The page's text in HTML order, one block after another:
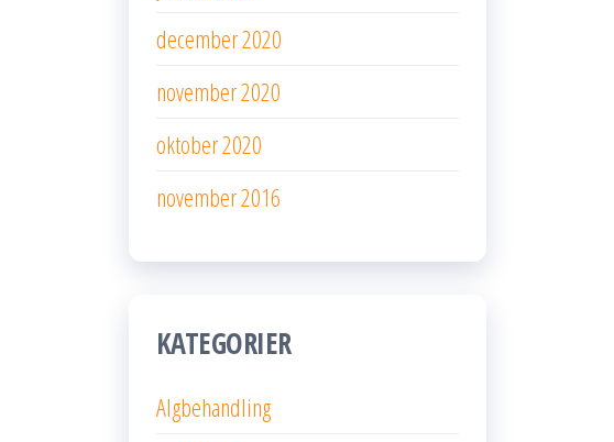
december 2020
november 2020
oktober 2020
november 2016
KATEGORIER
Algbehandling